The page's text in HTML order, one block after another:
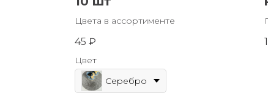
Цвета в ассортименте
45 ₽
Цвет
Серебро